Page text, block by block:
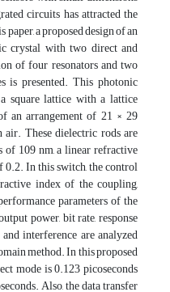
circuits has attracted the
a proposed design of an
crystal with two direct and
of four resonators and two
is presented. This photonic
lattice with a lattice
an arrangement of 21 × 29
These dielectric rods are
109 nm, a linear refractive
In this switch, the control
index of the coupling,
parameters of the
power, bit rate, response
interference are analyzed
method. In this proposed
mode is 0.123 picoseconds
Also, the data transfer